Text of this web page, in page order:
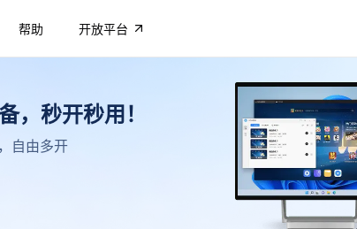
帮助 开放平台
，秒开秒用！
自由多开